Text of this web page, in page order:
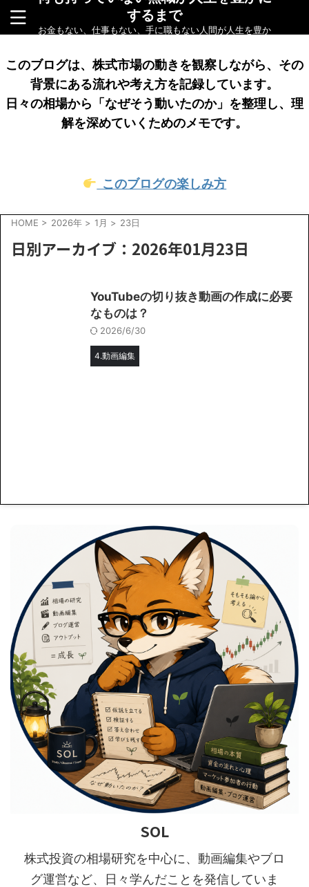
するまで
お金もない、仕事もない、手に職もない人間が人生を豊か
このブログは、株式市場の動きを観察しながら、その
背景にある流れや考え方を記録しています。
日々の相場から「なぜそう動いたのか」を整理し、理
解を深めていくためのメモです。
このブログの楽しみ方
HOME > 2026年 > 1月 > 23日
日別アーカイブ：2026年01月23日
YouTubeの切り抜き動画の作成に必要
なものは？
2026/6/30
4.動画編集
SOL
株式投資の相場研究を中心に、動画編集やブロ
グ運営など、日々学んだことを発信していま